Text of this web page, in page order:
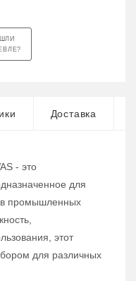
Доставка
- это
для
в промышленных
этот
для различных